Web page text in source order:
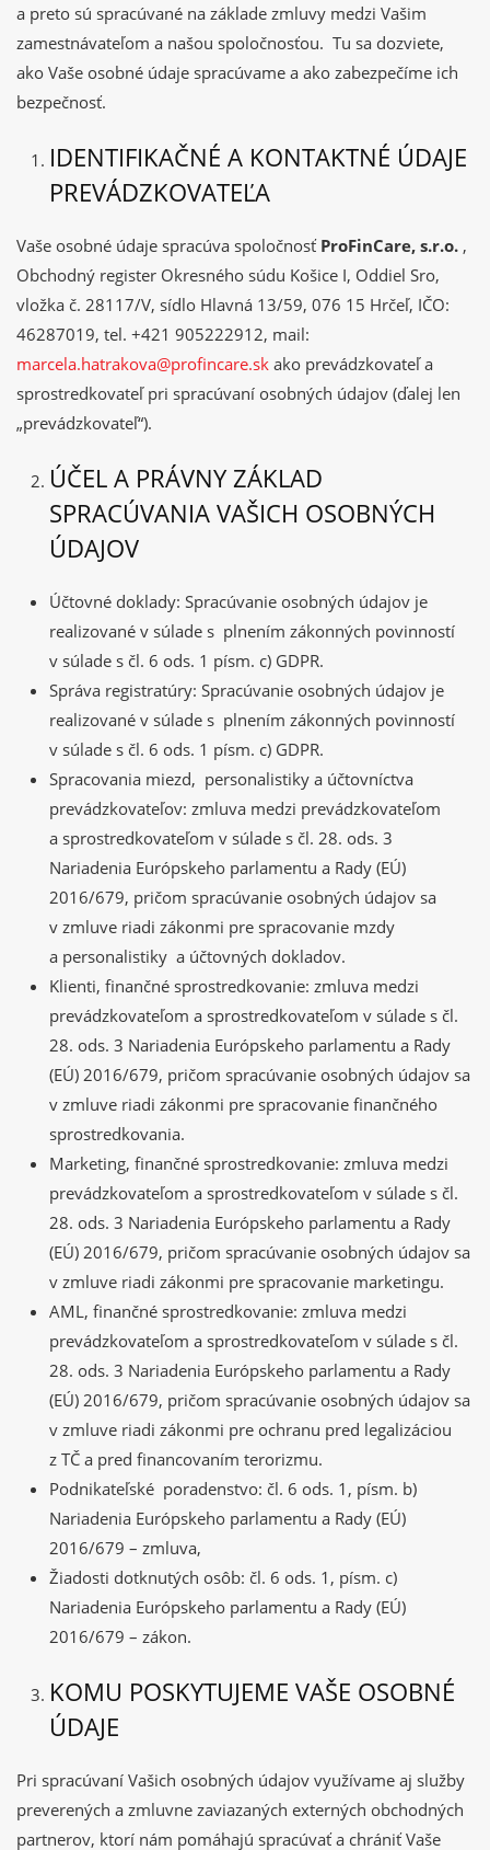
a preto sú spracúvané na základe zmluvy medzi Vašim
zamestnávateľom a našou spoločnosťou. Tu sa dozviete,
ako Vaše osobné údaje spracúvame a ako zabezpečíme ich
bezpečnosť.
IDENTIFIKAČNÉ A KONTAKTNÉ ÚDAJE
PREVÁDZKOVATEĽA
Vaše osobné údaje spracúva spoločnosť ProFinCare, s.r.o. ,
Obchodný register Okresného súdu Košice I, Oddiel Sro,
vložka č. 28117/V, sídlo Hlavná 13/59, 076 15 Hrčeľ, IČO:
46287019, tel. +421 905222912, mail:
marcela.hatrakova@profincare.sk ako prevádzkovateľ a
sprostredkovateľ pri spracúvaní osobných údajov (ďalej len
„prevádzkovateľ“).
ÚČEL A PRÁVNY ZÁKLAD
SPRACÚVANIA VAŠICH OSOBNÝCH
ÚDAJOV
Účtovné doklady: Spracúvanie osobných údajov je
realizované v súlade s plnením zákonných povinností
v súlade s čl. 6 ods. 1 písm. c) GDPR.
Správa registratúry: Spracúvanie osobných údajov je
realizované v súlade s plnením zákonných povinností
v súlade s čl. 6 ods. 1 písm. c) GDPR.
Spracovania miezd, personalistiky a účtovníctva
prevádzkovateľov: zmluva medzi prevádzkovateľom
a sprostredkovateľom v súlade s čl. 28. ods. 3
Nariadenia Európskeho parlamentu a Rady (EÚ)
2016/679, pričom spracúvanie osobných údajov sa
v zmluve riadi zákonmi pre spracovanie mzdy
a personalistiky a účtovných dokladov.
Klienti, finančné sprostredkovanie: zmluva medzi
prevádzkovateľom a sprostredkovateľom v súlade s čl.
28. ods. 3 Nariadenia Európskeho parlamentu a Rady
(EÚ) 2016/679, pričom spracúvanie osobných údajov sa
v zmluve riadi zákonmi pre spracovanie finančného
sprostredkovania.
Marketing, finančné sprostredkovanie: zmluva medzi
prevádzkovateľom a sprostredkovateľom v súlade s čl.
28. ods. 3 Nariadenia Európskeho parlamentu a Rady
(EÚ) 2016/679, pričom spracúvanie osobných údajov sa
v zmluve riadi zákonmi pre spracovanie marketingu.
AML, finančné sprostredkovanie: zmluva medzi
prevádzkovateľom a sprostredkovateľom v súlade s čl.
28. ods. 3 Nariadenia Európskeho parlamentu a Rady
(EÚ) 2016/679, pričom spracúvanie osobných údajov sa
v zmluve riadi zákonmi pre ochranu pred legalizáciou
z TČ a pred financovaním terorizmu.
Podnikateľské poradenstvo: čl. 6 ods. 1, písm. b)
Nariadenia Európskeho parlamentu a Rady (EÚ)
2016/679 – zmluva,
Žiadosti dotknutých osôb: čl. 6 ods. 1, písm. c)
Nariadenia Európskeho parlamentu a Rady (EÚ)
2016/679 – zákon.
KOMU POSKYTUJEME VAŠE OSOBNÉ
ÚDAJE
Pri spracúvaní Vašich osobných údajov využívame aj služby
preverených a zmluvne zaviazaných externých obchodných
partnerov, ktorí nám pomáhajú spracúvať a chrániť Vaše